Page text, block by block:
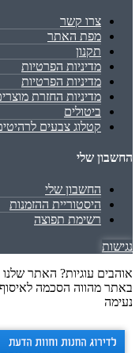
צרו קשר
מפת האתר
תקנון
מדיניות הפרטיות
מדיניות הפרטיות
מדיניות החזרת
ביטולים
קטלוג צבעים
החשבון שלי
החשבון שלי
היסטוריית ההזמנות
רשימת תפוצה
נגישות
באתר מהווה הסכמה לאיסוף
נעימה